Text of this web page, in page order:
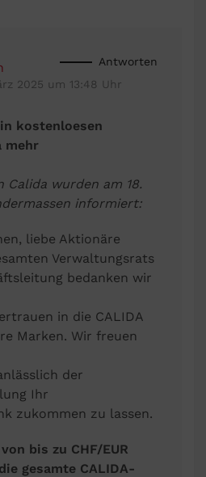
2025 um 13:48 Uhr
Antworten
kostenloesen
mehr
Calida wurden am 18.
informiert:
liebe Aktionäre
Verwaltungsrats
bedanken wir
in die CALIDA
Marken. Wir freuen
der
Ihr
zukommen zu lassen.
bis zu CHF/EUR
gesamte CALIDA-